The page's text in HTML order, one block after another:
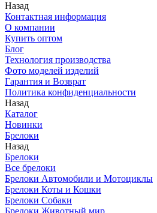
Назад
Контактная информация
О компании
Купить оптом
Блог
Технология производства
Фото моделей изделий
Гарантия и Возврат
Политика конфиденциальности
Назад
Каталог
Новинки
Брелоки
Назад
Брелоки
Все брелоки
Брелоки Автомобили и Мотоциклы
Брелоки Коты и Кошки
Брелоки Собаки